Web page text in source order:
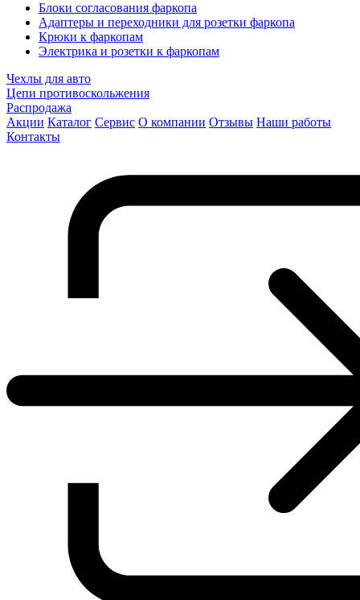
Блоки согласования фаркопа
Адаптеры и переходники для розетки фаркопа
Крюки к фаркопам
Электрика и розетки к фаркопам
Чехлы для авто
Цепи противоскольжения
Распродажа
Акции Каталог Сервис О компании Отзывы Наши работы
Контакты